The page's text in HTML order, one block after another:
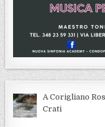
A Corigliano
Crati